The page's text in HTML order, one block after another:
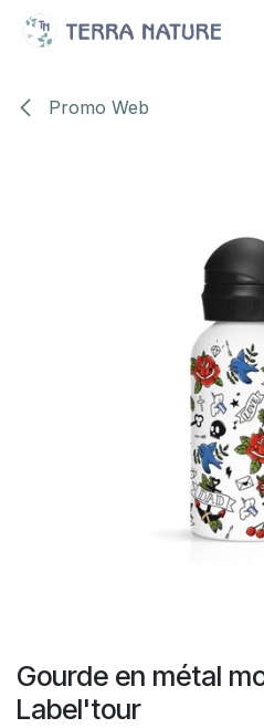
Se rendre au contenu
Promo Web
Gourde en métal
Label'tour